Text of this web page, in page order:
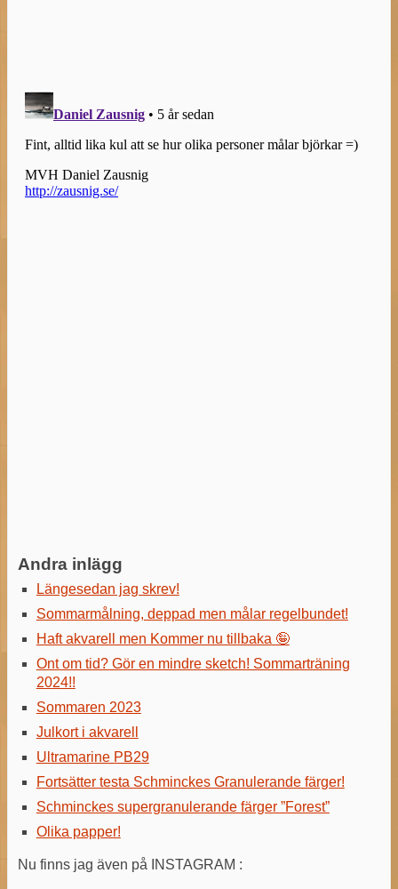
Andra inlägg
Längesedan jag skrev!
Sommarmålning, deppad men målar regelbundet!
Haft akvarell men Kommer nu tillbaka 🤪
Ont om tid? Gör en mindre sketch! Sommarträning
2024!!
Sommaren 2023
Julkort i akvarell
Ultramarine PB29
Fortsätter testa Schminckes Granulerande färger!
Schminckes supergranulerande färger ”Forest”
Olika papper!
Nu finns jag även på INSTAGRAM :